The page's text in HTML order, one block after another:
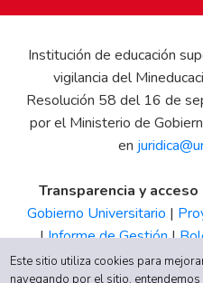
Institución de educación
vigilancia del
Resolución 58 del 16 de
por el Ministerio de
en
Transparencia y
Gobierno Universitario |
|Informe de Gestión|
Tributario|Estados
Este sitio utiliza cookies para
navegando por el sitio,